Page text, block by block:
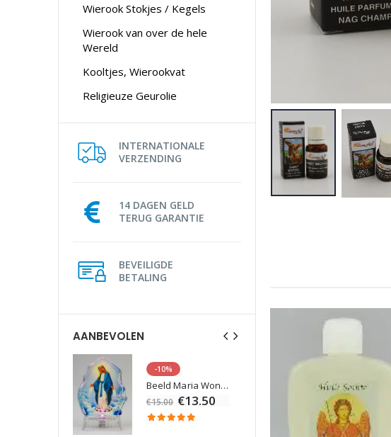
Wierook Stokjes / Kegels
Wierook van over de hele
Wereld
Kooltjes, Wierookvat
Religieuze Geurolie
INTERNATIONALE
VERZENDING
14 DAGEN GELD
TERUG GARANTIE
BEVEILIGDE
BETALING
AANBEVOLEN
-10%
Beeld Maria Wonderdadige Verlicht
€15.00 €13.50 €24.90 €19.92